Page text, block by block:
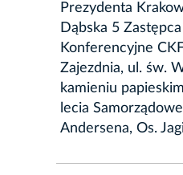
Prezydenta
Dąbska 5
Konferencyjne
Zajezdnia, ul. św.
kamieniu
lecia
Andersena, Os.